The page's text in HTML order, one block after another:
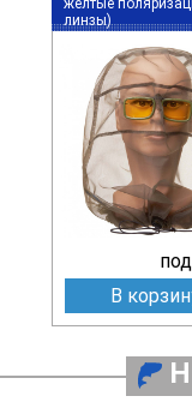
желтые
линзы)
В